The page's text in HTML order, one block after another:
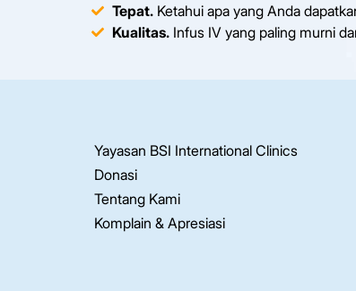
Tepat.Ketahui apa yang Anda
Kualitas.Infus IV yang paling murni
Yayasan BSI International Clinics
Donasi
Tentang Kami
Komplain & Apresiasi